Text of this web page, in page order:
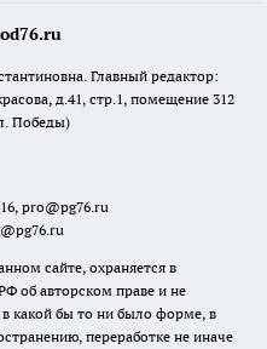
Главный редактор:
д.41, стр.1, помещение 312
Победы)
, pro@pg76.ru
сайте, охраняется в
об авторском праве и не
какой бы то ни было форме, в
переработке не иначе